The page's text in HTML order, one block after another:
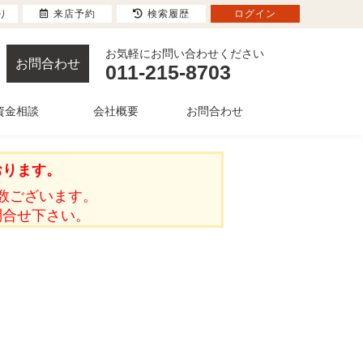
お問合わせ
お気軽にお問い合わせください
011-215-8703
金相談 会社概要 お問合わせ
ます。
ざいます。
せ下さい。
来店予約 検索履歴 ログイン